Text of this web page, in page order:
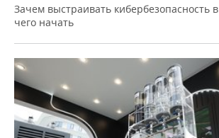
Зачем выстраивать кибербезопасность
чего начать